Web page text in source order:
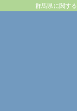
群馬県に関す